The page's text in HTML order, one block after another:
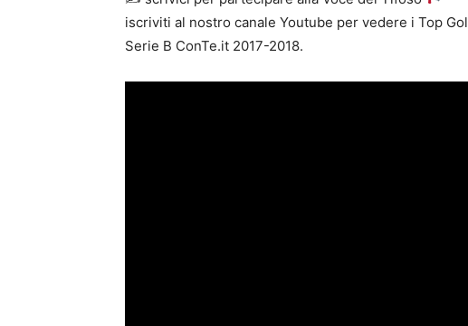
iscriviti al nostro canale Youtube per vedere i Top Gol
Serie B ConTe.it 2017-2018.